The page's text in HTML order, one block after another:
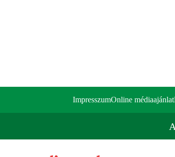
ImpresszumOnline médiaajánlat